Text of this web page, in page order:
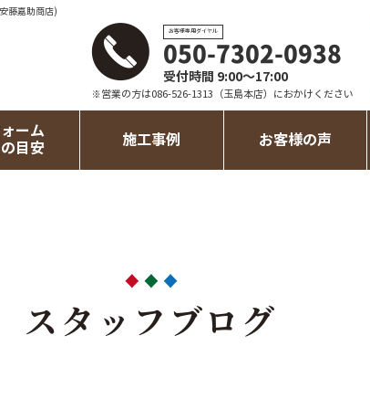
藤嘉助商店)
お客様専用ダイヤル
050-7302-0938
受付時間 9:00～17:00
※営業の方は086-526-1313（玉島本店）におかけください
ーム
目安
施工事例 お客様の声
スタッフブログ